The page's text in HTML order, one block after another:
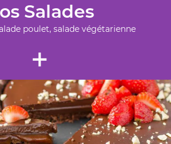
Salades
poulet, salade végétarienne
+